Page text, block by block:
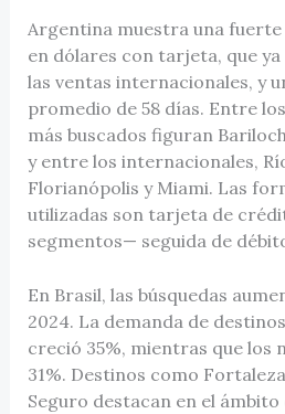
Argentina muestra una
en dólares con tarjeta, que
las ventas internacionales, y
promedio de 58 días. Entre
más buscados figuran
y entre los internacionales,
Florianópolis y Miami. Las
utilizadas son tarjeta de
segmentos— seguida de
En Brasil, las búsquedas
2024. La demanda de
creció 35%, mientras que los
31%. Destinos como
Seguro destacan en el